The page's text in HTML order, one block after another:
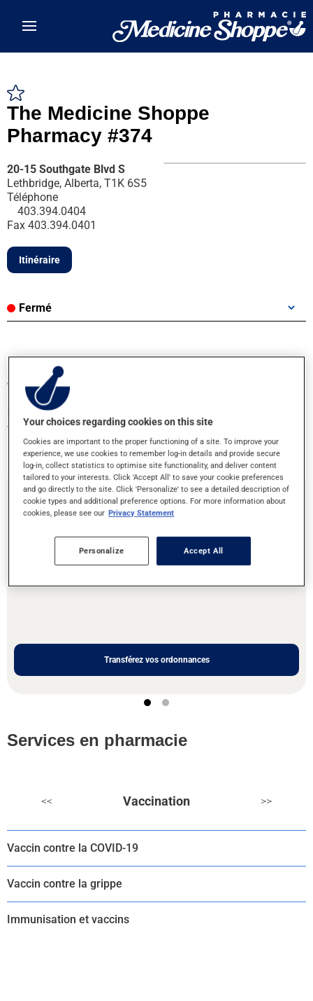
The Medicine Shoppe
Pharmacy #374
20-15 Southgate Blvd S
Lethbridge, Alberta, T1K 6S5
Téléphone
403.394.0404
Fax 403.394.0401
Itinéraire
Fermé
Transférez vos ordonnances ou prenez
rendez-vous!
Votre santé entre bonnes mains
Transfert d'ordonnances
Vous déménagez ou souhaitez changer de pharmacie ? C’est
facile de transférer vos ordonnances à cette pharmacie!
Transférez vos ordonnances
Services en pharmacie
<< Vaccination >>
Vaccin contre la COVID-19
Vaccin contre la grippe
Immunisation et vaccins
Your choices regarding cookies on this site
Cookies are important to the proper functioning of a site. To improve your
experience, we use cookies to remember log-in details and provide secure
log-in, collect statistics to optimise site functionality, and deliver content
tailored to your interests. Click 'Accept All' to save your cookie preferences
and go directly to the site. Click 'Personalize' to see a detailed description of
cookie types and additional preference options. For more information about
cookies, please see our Privacy Statement
Personalize Accept All